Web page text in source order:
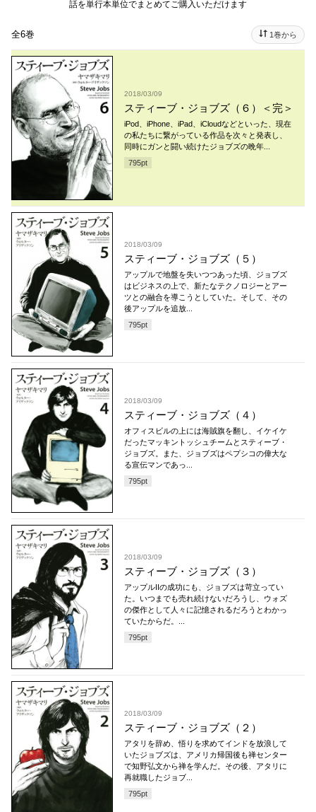
話を単行本単位でまとめてご購入いただけます
全6巻 1巻から
2018/03/09
スティーブ・ジョブズ（６）＜完＞
iPod、iPhone、iPad、iCloudなどといった、現在
の私たちに繋がっている作品を次々と発表し、
同時にガンと闘い続けたジョブズの晩年...
795pt
2018/03/09
スティーブ・ジョブズ（５）
アップルで地盤を失いつつあった頃、ジョブズ
はビジネスの上で、新たなテクノロジーとアー
ツとの融合を導こうとしていた。そして、その
後アップルを追放...
795pt
2018/03/09
スティーブ・ジョブズ（４）
オフィスビルの上には海賊旗を翻し、イケイケ
だったマッキントッシュチームとスティーブ・
ジョブズ。また、ジョブズはペプシコの偉大な
る宣伝マンであっ...
795pt
2018/03/09
スティーブ・ジョブズ（３）
アップルIIの成功にも、ジョブズは苛立ってい
た。いつまでも売れ続けないだろうし、ウォズ
の傑作として人々に記憶されるだろうとわかっ
ていたからだ。...
795pt
2018/03/09
スティーブ・ジョブズ（２）
アタリを辞め、悟りを求めてインドを放浪して
いたジョブズは、アメリカ帰国後も禅センター
で知野弘文から禅を学んだ。その後、アタリに
再就職したジョブ...
795pt